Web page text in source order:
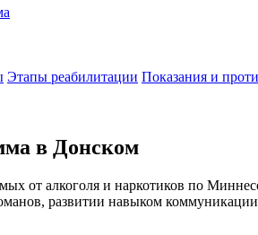
Этапы реабилитации Показания и
в Донском
от алкоголя и наркотиков по
развитии навыком